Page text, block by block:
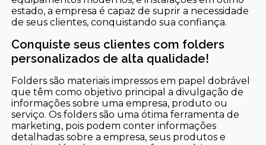
estado, a empresa é capaz de suprir a necessidade
de seus clientes, conquistando sua confiança.
Conquiste seus clientes com folders
personalizados de alta qualidade!
Folders são materiais impressos em papel dobrável
que têm como objetivo principal a divulgação de
informações sobre uma empresa, produto ou
serviço. Os folders são uma ótima ferramenta de
marketing, pois podem conter informações
detalhadas sobre a empresa, seus produtos e